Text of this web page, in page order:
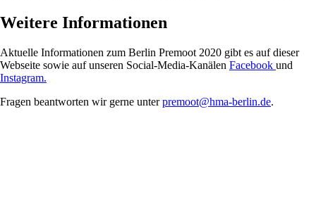
Weitere Informationen
Aktuelle Informationen zum Berlin Premoot 2020 gibt es auf dieser
Webseite sowie auf unseren Social-Media-Kanälen Facebook und
Instagram.
Fragen beantworten wir gerne unterpremoot@hma-berlin.de.